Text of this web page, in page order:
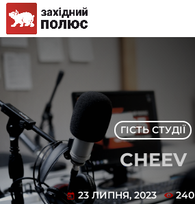
ГІСТЬ СТУДІЇ
CHEEV
today 23 ЛИПНЯ, 2023 240